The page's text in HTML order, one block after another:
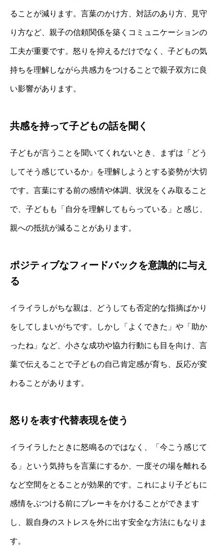
ることが減ります。言葉のかけ方、対話のあり方、見守
り方など、親子の信頼関係を築くコミュニケーションの
工夫が重要です。怒りを抑えるだけでなく、子どもの気
持ちを理解しながら共感力をつけることで親子双方に良
い影響があります。
共感を持って子どもの話を聞く
子どもが言うことを聞いてくれないとき、まずは「どう
してそう感じているか」を理解しようとする姿勢が大切
です。言葉にする前の感情や体調、状況をくみ取ること
で、子どもも「自分を理解してもらっている」と感じ、
親への抵抗が減ることがあります。
ポジティブなフィードバックを意識的に与え
る
イライラしがちな親は、どうしても否定的な指摘ばかり
をしてしまいがちです。しかし「よくできた」や「助か
ったね」など、小さな成功や協力行動にも目を向け、言
葉で伝えることで子どもの自己肯定感が育ち、反応が変
わることがあります。
怒りを表す代替表現を使う
イライラしたときに怒鳴るのではなく、「今こう感じて
る」という気持ちを言葉にするか、一度その場を離れる
など空間をとることが効果的です。これにより子どもに
感情をぶつける前にブレーキをかけることができます
し、親自身のストレスを外に出す安全な方法にもなりま
す。